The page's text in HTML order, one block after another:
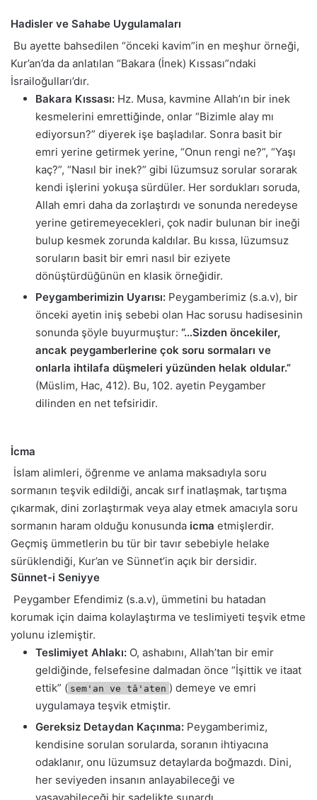
Hadisler ve Sahabe Uygulamaları
Bu ayette bahsedilen “önceki kavim”in en meşhur örneği,
Kur’an’da da anlatılan “Bakara (İnek) Kıssası”ndaki
İsrailoğulları’dır.
Bakara Kıssası: Hz. Musa, kavmine Allah’ın bir inek
kesmelerini emrettiğinde, onlar “Bizimle alay mı
ediyorsun?” diyerek işe başladılar. Sonra basit bir
emri yerine getirmek yerine, “Onun rengi ne?”, “Yaşı
kaç?”, “Nasıl bir inek?” gibi lüzumsuz sorular sorarak
kendi işlerini yokuşa sürdüler. Her sordukları soruda,
Allah emri daha da zorlaştırdı ve sonunda neredeyse
yerine getiremeyecekleri, çok nadir bulunan bir ineği
bulup kesmek zorunda kaldılar. Bu kıssa, lüzumsuz
soruların basit bir emri nasıl bir eziyete
dönüştürdüğünün en klasik örneğidir.
Peygamberimizin Uyarısı: Peygamberimiz (s.a.v), bir
önceki ayetin iniş sebebi olan Hac sorusu hadisesinin
sonunda şöyle buyurmuştur: “…Sizden öncekiler,
ancak peygamberlerine çok soru sormaları ve
onlarla ihtilafa düşmeleri yüzünden helak oldular.”
(Müslim, Hac, 412). Bu, 102. ayetin Peygamber
dilinden en net tefsiridir.
İcma
İslam alimleri, öğrenme ve anlama maksadıyla soru
sormanın teşvik edildiği, ancak sırf inatlaşmak, tartışma
çıkarmak, dini zorlaştırmak veya alay etmek amacıyla soru
sormanın haram olduğu konusunda icma etmişlerdir.
Geçmiş ümmetlerin bu tür bir tavır sebebiyle helake
sürüklendiği, Kur’an ve Sünnet’in açık bir dersidir.
Sünnet-i Seniyye
Peygamber Efendimiz (s.a.v), ümmetini bu hatadan
korumak için daima kolaylaştırma ve teslimiyeti teşvik etme
yolunu izlemiştir.
Teslimiyet Ahlakı: O, ashabını, Allah’tan bir emir
geldiğinde, felsefesine dalmadan önce “İşittik ve itaat
ettik” ( sem'an ve tâ'aten ) demeye ve emri
uygulamaya teşvik etmiştir.
Gereksiz Detaydan Kaçınma: Peygamberimiz,
kendisine sorulan sorularda, soranın ihtiyacına
odaklanır, onu lüzumsuz detaylarda boğmazdı. Dini,
her seviyeden insanın anlayabileceği ve
yaşayabileceği bir sadelikte sunardı.